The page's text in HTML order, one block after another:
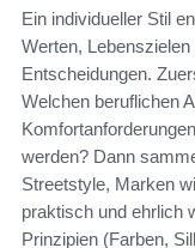
Ein individueller Stil
Werten,
Entscheidungen.
Welchen beruflichen
werden? Dann
Streetstyle, Marken
praktisch und ehrlich
Prinzipien (Farben,